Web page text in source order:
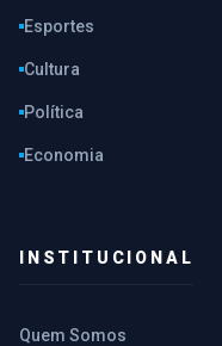
Esportes
Cultura
Política
Economia
INSTITUCIONAL
Quem Somos